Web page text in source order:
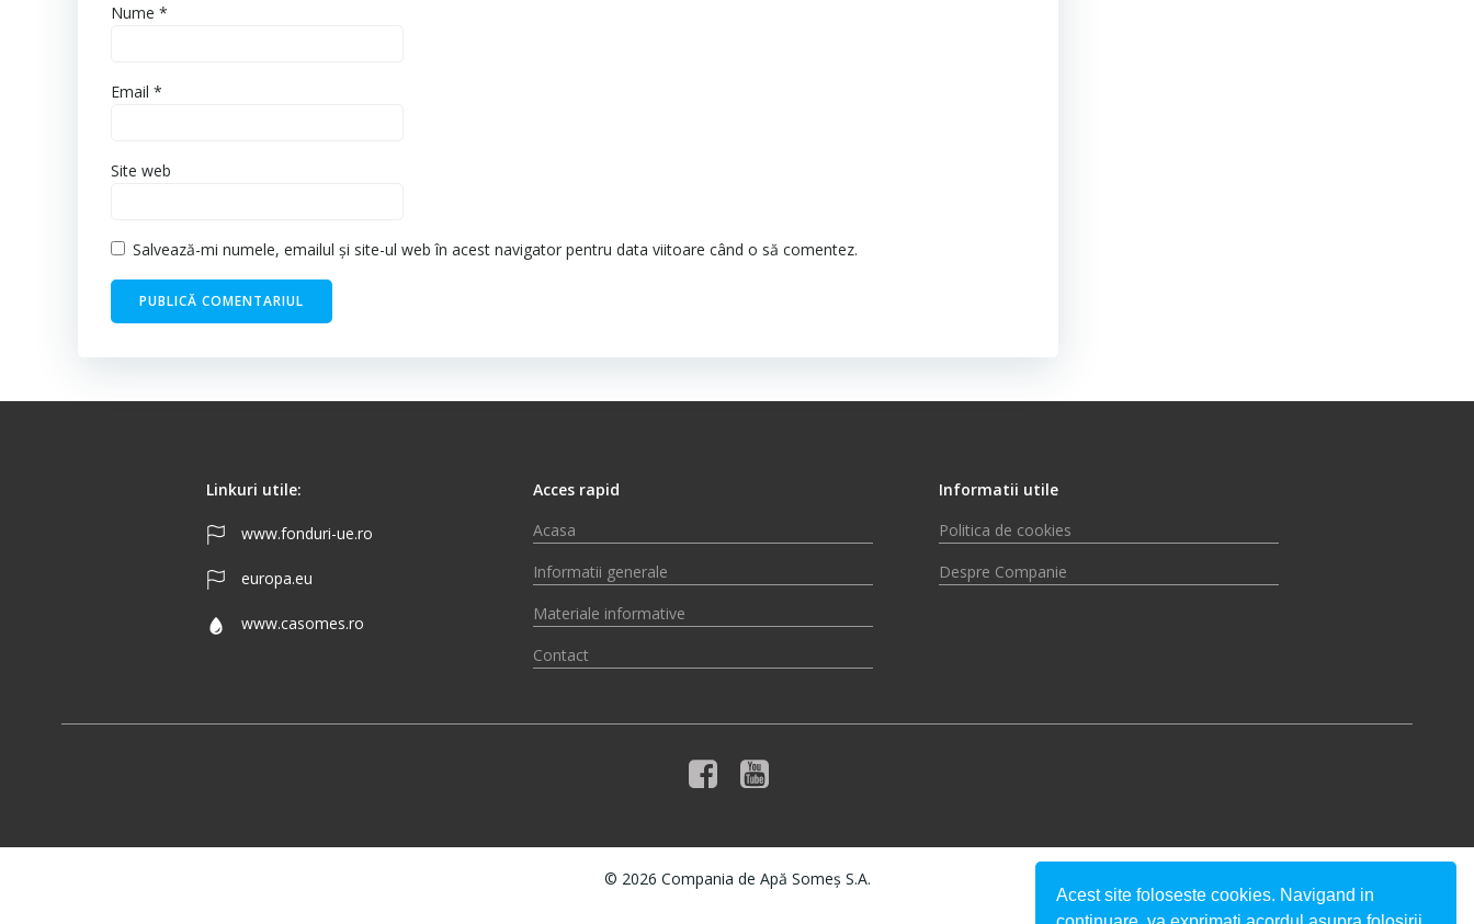
Nume *
Email *
Site web
Salvează-mi numele, emailul și site-ul web în acest navigator pentru data viitoare când o să comentez.
Linkuri utile:
www.fonduri-ue.ro
europa.eu
www.casomes.ro
Acces rapid
Acasa
Informatii generale
Materiale informative
Contact
Informatii utile
Politica de cookies
Despre Companie
© 2026 Compania de Apă Someș S.A.
Acest site foloseste cookies. Navigand in